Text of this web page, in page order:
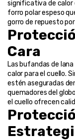
significativa de calor
forro polar espeso
gorro de repuesto
Cara
Las bufandas de
calor para el cuello.
estén aseguradas
quemadores del
el cuello ofrecen